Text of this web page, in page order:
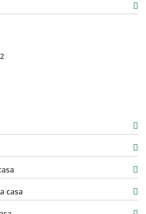
2
Venta
m2
casa